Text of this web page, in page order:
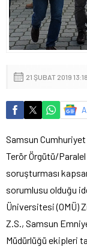
21 ŞUBAT 2019 13:18
Samsun Cumhuriyet
Terör Örgütü/Paralel
soruşturması
sorumlusu olduğu
Üniversitesi (OMÜ)
Z.S., Samsun
Müdürlüğü ekipleri